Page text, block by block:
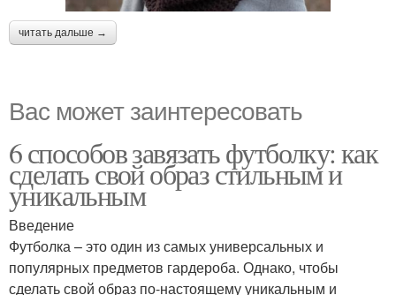
читать дальше →
Вас может заинтересовать
6 способов завязать футболку: как
сделать свой образ стильным и
уникальным
Введение
Футболка – это один из самых универсальных и
популярных предметов гардероба. Однако, чтобы
сделать свой образ по-настоящему уникальным и